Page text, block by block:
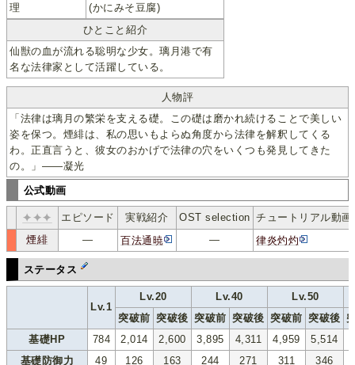
理
(かにみそ豆腐)
ひとこと紹介
仙獣の血が流れる聡明な少女。璃月港で有
名な法律家として活躍している。
人物評
「法律は璃月の繁栄を支える礎。この礎は磨かれ続けることで美しい
姿を保つ。煙緋は、私の思いもよらぬ角度から法律を解釈してくる
わ。正直言うと、彼女のおかげで法律の穴をいくつも発見してきた
の。」――凝光
公式動画
✦✦✦ エピソード 実戦紹介 OST selection チュートリアル動画
ｴﾝ煙緋 ― 百法通暁 ― 律炎灼灼
ステータス
Lv.1
Lv.20 Lv.40
Lv.50
突破前 突破後 突破前 突破後 突破前 突破後
基礎HP
784 2,014 2,600 3,895 4,311 4,959 5,514
基礎防御力
49 126 163 244 271 311 346